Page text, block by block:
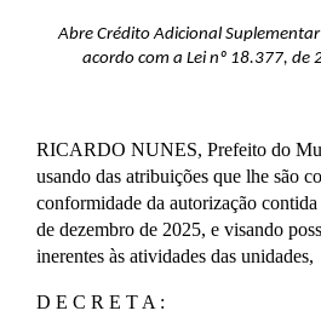
Abre Crédito Adicional
acordo com a Lei nº 18.377, de
RICARDO NUNES, Prefeito do
usando das atribuições que lhe são
conformidade da autorização
de dezembro de 2025, e visando
inerentes às atividades das unidades,
D E C R E T A :